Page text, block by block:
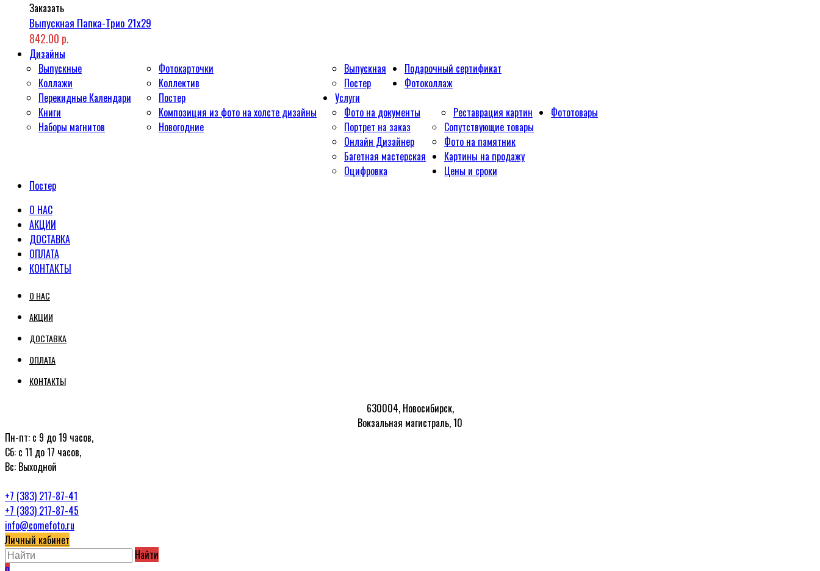
Заказать
Выпускная Папка-Трио 21x29
842.00 р.
Дизайны
Выпускные
Коллажи
Перекидные Календари
Книги
Наборы магнитов
Фотокарточки
Коллектив
Постер
Композиция из фото на холсте дизайны
Новогодние
Выпускная
Постер
Подарочный сертификат
Фотоколлаж
Услуги
Фото на документы
Портрет на заказ
Онлайн Дизайнер
Багетная мастерская
Оцифровка
Реставрация картин
Фототовары
Сопутствующие товары
Фото на памятник
Картины на продажу
Цены и сроки
Постер
О НАС
АКЦИИ
ДОСТАВКА
ОПЛАТА
КОНТАКТЫ
О НАС
АКЦИИ
ДОСТАВКА
ОПЛАТА
КОНТАКТЫ
630004, Новосибирск,
Вокзальная магистраль, 10
Пн-пт: с 9 до 19 часов,
Сб: с 11 до 17 часов,
Вс: Выходной
+7 (383) 217-87-41
+7 (383) 217-87-45
info@comefoto.ru
Личный кабинет
Найти